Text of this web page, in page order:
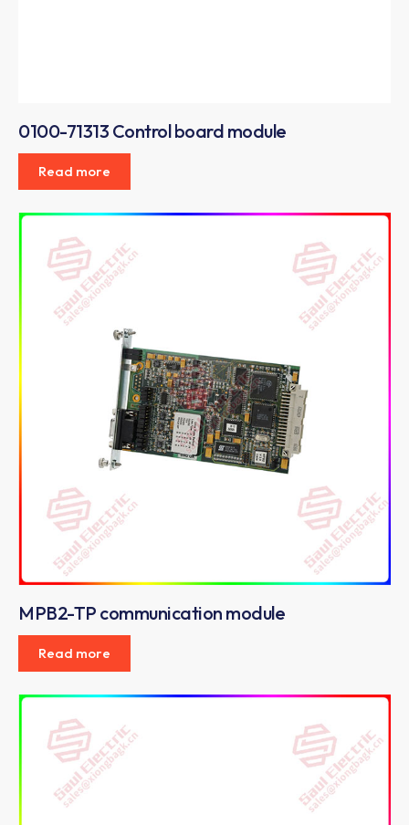
0100-71313 Control board module
Read more
MPB2-TP communication module
Read more